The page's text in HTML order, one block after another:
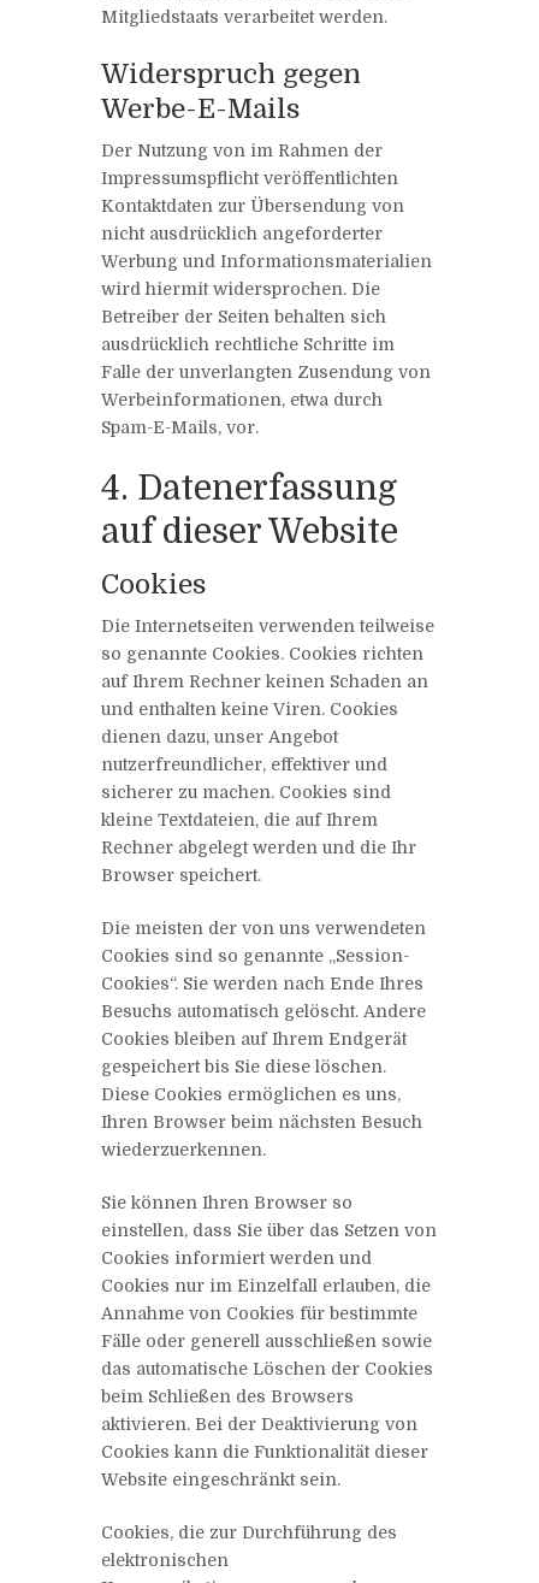
Mitgliedstaats verarbeitet werden.
Widerspruch gegen
Werbe-E-Mails
Der Nutzung von im Rahmen der
Impressumspflicht veröffentlichten
Kontaktdaten zur Übersendung von
nicht ausdrücklich angeforderter
Werbung und Informationsmaterialien
wird hiermit widersprochen. Die
Betreiber der Seiten behalten sich
ausdrücklich rechtliche Schritte im
Falle der unverlangten Zusendung von
Werbeinformationen, etwa durch
Spam-E-Mails, vor.
4. Datenerfassung
auf dieser Website
Cookies
Die Internetseiten verwenden teilweise
so genannte Cookies. Cookies richten
auf Ihrem Rechner keinen Schaden an
und enthalten keine Viren. Cookies
dienen dazu, unser Angebot
nutzerfreundlicher, effektiver und
sicherer zu machen. Cookies sind
kleine Textdateien, die auf Ihrem
Rechner abgelegt werden und die Ihr
Browser speichert.
Die meisten der von uns verwendeten
Cookies sind so genannte „Session-
Cookies“. Sie werden nach Ende Ihres
Besuchs automatisch gelöscht. Andere
Cookies bleiben auf Ihrem Endgerät
gespeichert bis Sie diese löschen.
Diese Cookies ermöglichen es uns,
Ihren Browser beim nächsten Besuch
wiederzuerkennen.
Sie können Ihren Browser so
einstellen, dass Sie über das Setzen von
Cookies informiert werden und
Cookies nur im Einzelfall erlauben, die
Annahme von Cookies für bestimmte
Fälle oder generell ausschließen sowie
das automatische Löschen der Cookies
beim Schließen des Browsers
aktivieren. Bei der Deaktivierung von
Cookies kann die Funktionalität dieser
Website eingeschränkt sein.
Cookies, die zur Durchführung des
elektronischen